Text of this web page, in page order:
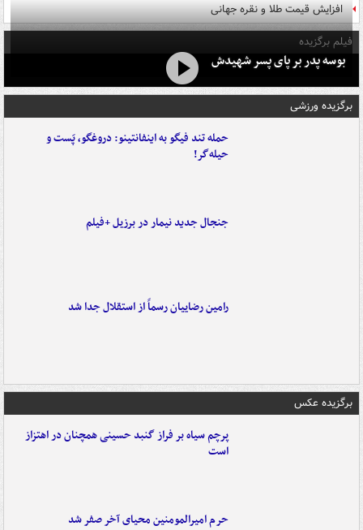
افزایش قیمت طلا و نقره جهانی
فیلم برگزیده
بوسه‌ پدر بر پای پسر شهیدش
برگزیده ورزشی
حمله تند فیگو به اینفانتینو: دروغگو، پَست‌ و
حیله‌گر!
جنجال جدید نیمار در برزیل +فیلم
رامین رضاییان رسماً از استقلال جدا شد
برگزیده عکس
پرچم سیاه بر فراز گنبد حسینی همچنان در اهتزاز
است
حرم امیرالمومنین محیای آخر صفر شد